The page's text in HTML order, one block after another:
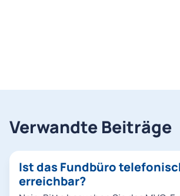
Verwandte Beiträge
Ist das Fundbüro
erreichbar?